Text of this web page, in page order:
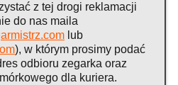
z tej drogi reklamacji
do nas maila
lub
), w którym prosimy podać
odbioru zegarka oraz
dla kuriera.